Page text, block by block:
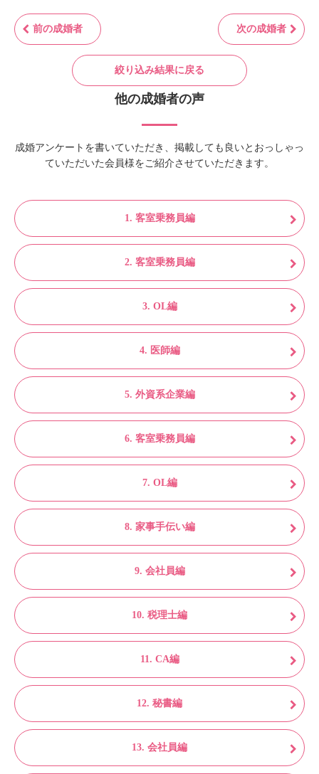
前の成婚者 次の成婚者
絞り込み結果に戻る
他の成婚者の声
成婚アンケートを書いていただき、掲載しても良いとおっしゃっ
ていただいた会員様をご紹介させていただきます。
1. 客室乗務員編
2. 客室乗務員編
3. OL編
4. 医師編
5. 外資系企業編
6. 客室乗務員編
7. OL編
8. 家事手伝い編
9. 会社員編
10. 税理士編
11. CA編
12. 秘書編
13. 会社員編